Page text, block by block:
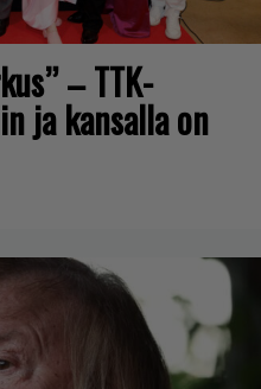
– TTK-
ja kansalla on